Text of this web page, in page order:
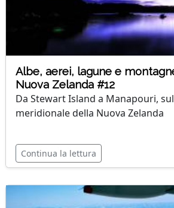
Albe, aerei, lagune e
Nuova Zelanda #12
Da Stewart Island a Manapouri,
meridionale della Nuova Zelanda
Continua la lettura